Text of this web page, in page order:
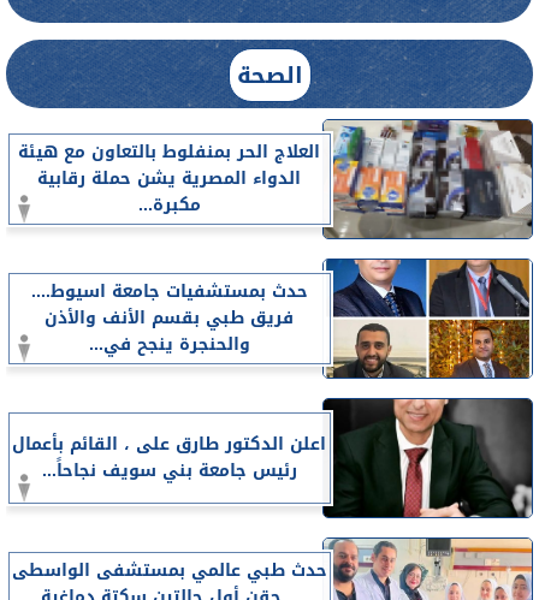
الصحة
العلاج الحر بمنفلوط بالتعاون مع هيئة
الدواء المصرية يشن حملة رقابية
مكبرة...
حدث بمستشفيات جامعة اسيوط....
فريق طبي بقسم الأنف والأذن
والحنجرة ينجح في...
اعلن الدكتور طارق على ، القائم بأعمال
رئيس جامعة بني سويف نجاحاً...
حدث طبي عالمي بمستشفى الواسطى